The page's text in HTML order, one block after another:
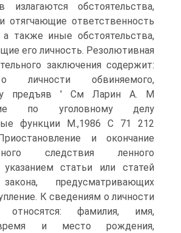
излагаются обстоятельства,
отягчающие ответственность
а также иные обстоятельства,
его личность. Резолютивная
заключения содержит:
личности обвиняемого,
предъяв ' См Ларин А. М
по уголовному делу
функции М.,1986 С 71 212
и окончание
следствия ленного
статьи или статей
предусматривающих
К сведениям о личности
относятся: фамилия, имя,
и место рождения,